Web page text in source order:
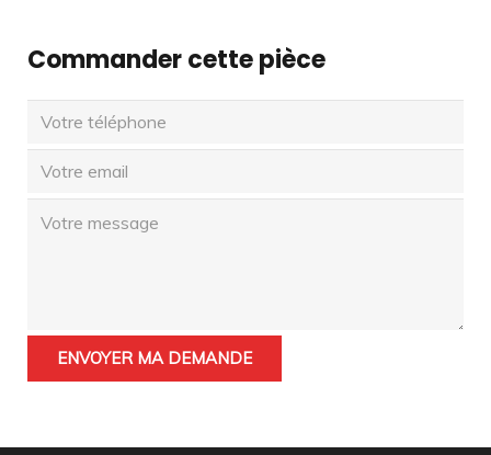
Commander cette pièce